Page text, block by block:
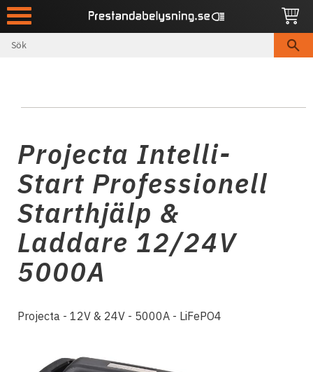
Meny
Projecta Intelli-
Start Professionell
Starthjälp &
Laddare 12/24V
5000A
Projecta - 12V & 24V - 5000A - LiFePO4